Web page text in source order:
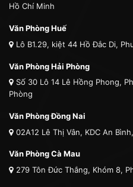
Hồ Chí Minh
Văn Phòng Huế
Lô B1.29, kiệt 44 Hồ Đắc Di,
Văn Phòng Hải Phòng
Số 30 Lô 14 Lê Hồng Phong,
Phòng
Văn Phòng Đồng Nai
02A12 Lê Thị Vân, KDC An
Văn Phòng Cà Mau
279 Tôn Đức Thắng, Khóm 8,